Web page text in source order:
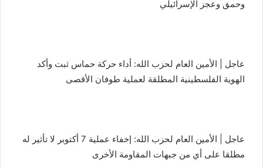
وحمق وعجز الإسرائيلي
عاجل | الأمين العام لحزب الله: أداء حركة حماس ثبت وأكد
الهوية الفلسطينية المطلقة لعملية طوفان الأقصى
عاجل | الأمين العام لحزب الله: إخفاء عملية 7 أكتوبر لا تأثير له
مطلقا على أي من جبهات المقاومة الأخرى